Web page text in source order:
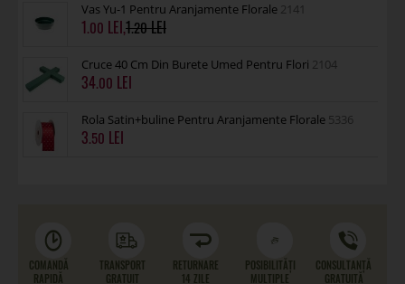
Vas Yu-1 Pentru Aranjamente Florale 2141
1.00 ,1.20
Cruce 40 Cm Din Burete Umed Pentru Flori 2104
34.00
Rola Satin+buline Pentru Aranjamente Florale 5336
3.50
COMANDĂ
RAPIDĂ
TRANSPORT
GRATUIT
RETURNARE
14 ZILE
POSIBILITĂȚI
MULTIPLE
CONSULTANȚĂ
GRATUITĂ